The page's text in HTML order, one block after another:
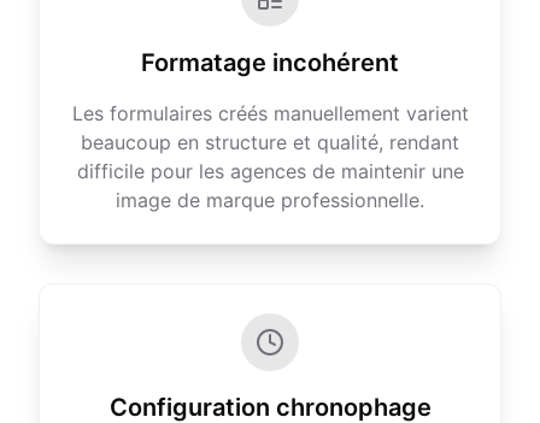
Formatage incohérent
Les formulaires créés manuellement varient
beaucoup en structure et qualité, rendant
difficile pour les agences de maintenir une
image de marque professionnelle.
Configuration chronophage